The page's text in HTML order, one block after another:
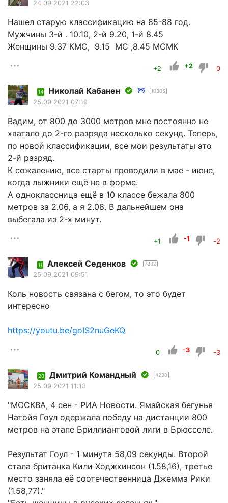
24.09.2021 22:03
Нашел старую классификацию на 85-88 год.
Мужчины 3-й . 10.10, 2-й 9.20, 1-й 8.45
Женщины 9.37 КМС, 9.15 МС ,8.45 МСМК
+2 +2 0
14 Николай Кабанен 10305
25.09.2021 07:19
Вадим, от 800 до 3000 метров мне постоянно не
хватало до 2-го разряда несколько секунд. Теперь,
по новой классификации, все мои результаты это
2-й разряд.
К сожалению, все старты проводили в мае - июне,
когда лыжники ещё не в форме.
А одноклассница ещё в 10 классе бежала 800
метров за 2.06, а я 2.08. В дальнейшем она
выбегала из 2-х минут.
+1 -1 -2
11 Алексей Седенков 7882
25.09.2021 09:51
Коль новость связана с бегом, то это будет
интересно
https://youtu.be/goIS2nuGeKQ
0 -3 -3
20 Дмитрий Командный 4230
25.09.2021 11:13
"МОСКВА, 4 сен - РИА Новости. Ямайская бегунья
Натойя Гоул одержала победу на дистанции 800
метров на этапе Бриллиантовой лиги в Брюсселе.
Результат Гоул - 1 минута 58,09 секунды. Второй
стала британка Кили Ходжкинсон (1.58,16), третье
место заняла её соотечественница Джемма Рики
(1.58,77)."